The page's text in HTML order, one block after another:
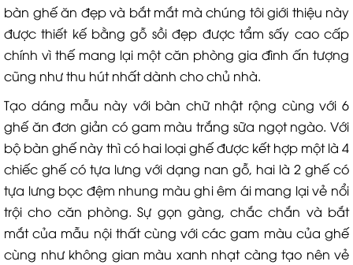
bàn ghế ăn đẹp và bắt mắt mà chúng tôi giới thiệu này
được thiết kế bằng gỗ sồi đẹp được tẩm sấy cao cấp
chính vì thế mang lại một căn phòng gia đình ấn tượng
cũng như thu hút nhất dành cho chủ nhà.
Tạo dáng mẫu này với bàn chữ nhật rộng cùng với 6
ghế ăn đơn giản có gam màu trắng sữa ngọt ngào. Với
bộ bàn ghế này thì có hai loại ghế được kết hợp một là 4
chiếc ghế có tựa lưng với dạng nan gỗ, hai là 2 ghế có
tựa lưng bọc đệm nhung màu ghi êm ái mang lại vẻ nổi
trội cho căn phòng. Sự gọn gàng, chắc chắn và bắt
mắt của mẫu nội thất cùng với các gam màu của ghế
cùng như không gian màu xanh nhạt càng tạo nên vẻ